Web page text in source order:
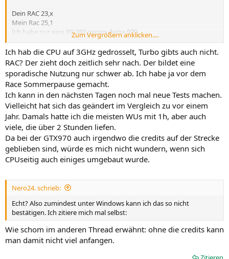
Dein RAC 23,x
Mein Rac 25,1
Ich habe nur eine R9 380 gegen deine 970.
Mein System ist nicht übertaktet.
Gruß
Mike
Zum Vergrößern anklicken....
Ich hab die CPU auf 3GHz gedrosselt, Turbo gibts auch nicht.
RAC? Der zieht doch zeitlich sehr nach. Der bildet eine
sporadische Nutzung nur schwer ab. Ich habe ja vor dem
Race Sommerpause gemacht.
Ich kann in den nächsten Tagen noch mal neue Tests machen.
Vielleicht hat sich das geändert im Vergleich zu vor einem
Jahr. Damals hatte ich die meisten WUs mit 1h, aber auch
viele, die über 2 Stunden liefen.
Da bei der GTX970 auch irgendwo die credits auf der Strecke
geblieben sind, würde es mich nicht wundern, wenn sich
CPUseitig auch einiges umgebaut wurde.
Nero24. schrieb:
Echt? Also zumindest unter Windows kann ich das so nicht
bestätigen. Ich zitiere mich mal selbst:
Wie schom im anderen Thread erwähnt: ohne die credits kann
man damit nicht viel anfangen.